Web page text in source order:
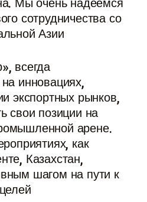
Мы очень надеемся
сотрудничества со
Азии».
всегда
инновациях,
экспортных рынков,
свои позиции на
арене.
как
Казахстан,
шагом на пути к